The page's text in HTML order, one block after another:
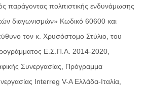
παράγοντας πολιτιστικής ενδυνάμωσης
διαγωνισμών» Κωδικό 60600 και
τoν κ. Χρυσόστομο Στύλιο, του
Ε.Σ.Π.Α. 2014-2020,
Συνεργασίας, Πρόγραμμα
Interreg V-A Ελλάδα-Ιταλία,